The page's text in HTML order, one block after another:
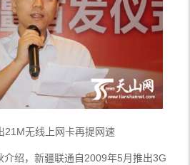
21M无线上网卡再提网速
绍，新疆联通自2009年5月推出3G